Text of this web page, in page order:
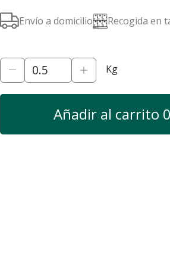
Envío a domicilio Recogida en
Kg
Añadir al carrito